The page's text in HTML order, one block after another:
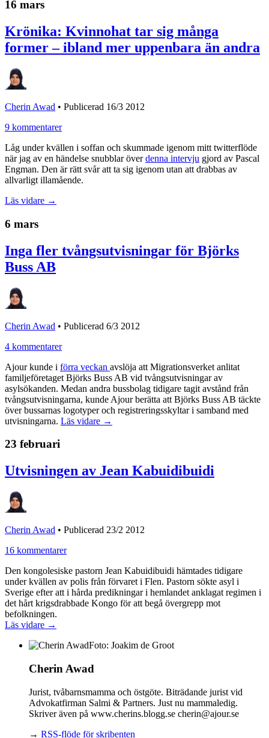
16 mars
Krönika: Kvinnohat tar sig många
former – ibland mer uppenbara än andra
Cherin Awad • Publicerad 16/3 2012
9 kommentarer
Låg under kvällen i soffan och skummade igenom mitt twitterflöde
när jag av en händelse snubblar överdenna intervju gjord av Pascal
Engman. Den är rätt svår att ta sig igenom utan att drabbas av
allvarligt illamående.
Läs vidare →
6 mars
Inga fler tvångsutvisningar för Björks
Buss AB
Cherin Awad • Publicerad 6/3 2012
4 kommentarer
Ajour kunde i förra veckan avslöja att Migrationsverket anlitat
familjeföretaget Björks Buss AB vid tvångsutvisningar av
asylsökanden. Medan andra bussbolag tidigare tagit avstånd från
tvångsutvisningarna, kunde Ajour berätta att Björks Buss AB täckte
över bussarnas logotyper och registreringsskyltar i samband med
utvisningarna. Läs vidare →
23 februari
Utvisningen av Jean Kabuidibuidi
Cherin Awad • Publicerad 23/2 2012
16 kommentarer
Den kongolesiske pastorn Jean Kabuidibuidi hämtades tidigare
under kvällen av polis från förvaret i Flen. Pastorn sökte asyl i
Sverige efter att i hårda predikningar i hemlandet anklagat regimen i
det hårt krigsdrabbade Kongo för att begå övergrepp mot
befolkningen.
Läs vidare →
Foto: Joakim de Groot
Cherin Awad
Jurist, tvåbarnsmamma och östgöte. Biträdande jurist vid
Advokatfirman Salmi & Partners. Just nu mammaledig.
Skriver även på www.cherins.blogg.se cherin@ajour.se
→ RSS-flöde för skribenten